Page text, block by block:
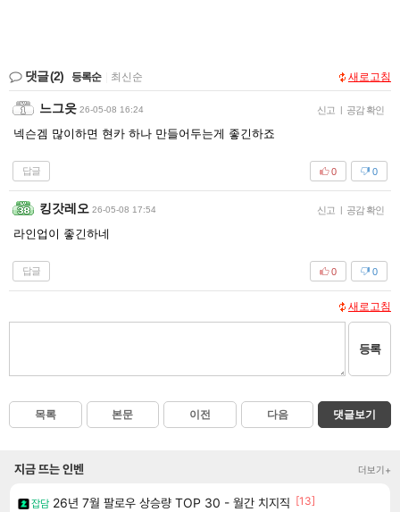
댓글(2) 등록순 최신순 새로고침
느그읏 26-05-08 16:24 신고 | 공감 확인
넥슨겜 많이하면 현카 하나 만들어두는게 좋긴하죠
답글 0
0
킹갓레오 26-05-08 17:54 신고 | 공감 확인
라인업이 좋긴하네
답글 0
0
새로고침
등록
목록 본문 이전 다음 댓글보기
지금 뜨는 인벤 더보기+
잡담 26년 7월 팔로우 상승량 TOP 30 - 월간 치지직 [13]